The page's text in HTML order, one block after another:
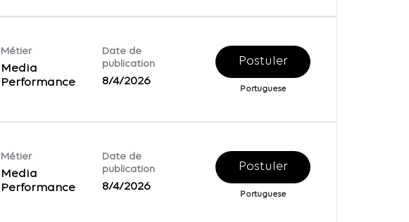
Métier
Media
Performance
Date de
publication
8/4/2026
Postuler
Portuguese
Métier
Media
Performance
Date de
publication
8/4/2026
Postuler
Portuguese